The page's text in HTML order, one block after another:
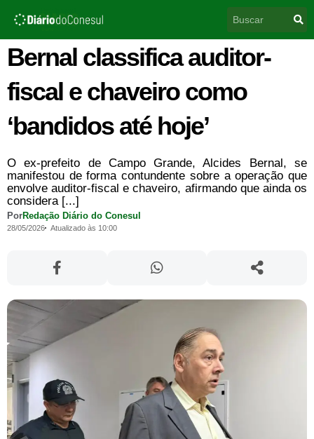
para
conteúdo
Bernal classifica auditor-
fiscal e chaveiro como
‘bandidos até hoje’
O ex-prefeito de Campo Grande, Alcides Bernal, se
manifestou de forma contundente sobre a operação que
envolve auditor-fiscal e chaveiro, afirmando que ainda os
considera [...]
PorRedação Diário do Conesul
28/05/2026 Atualizado às 10:00